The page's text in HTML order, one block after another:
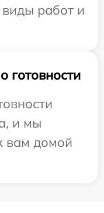
работ и
готовности
и мы
вам домой